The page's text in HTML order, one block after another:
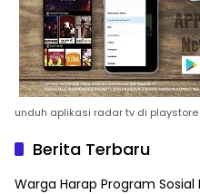
unduh aplikasi radar tv di playstore
Berita Terbaru
Warga Harap Program Sosial